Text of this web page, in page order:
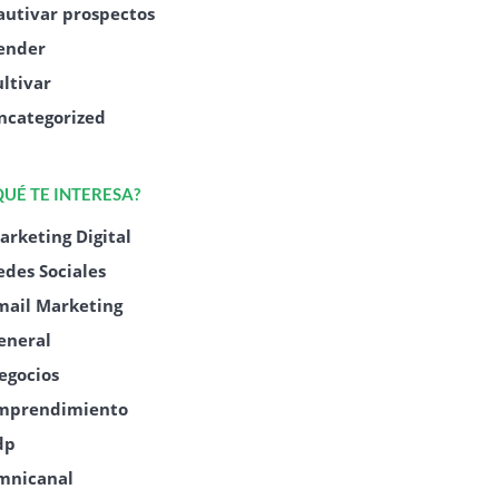
prospectos
TE INTERESA?
Digital
Sociales
Marketing